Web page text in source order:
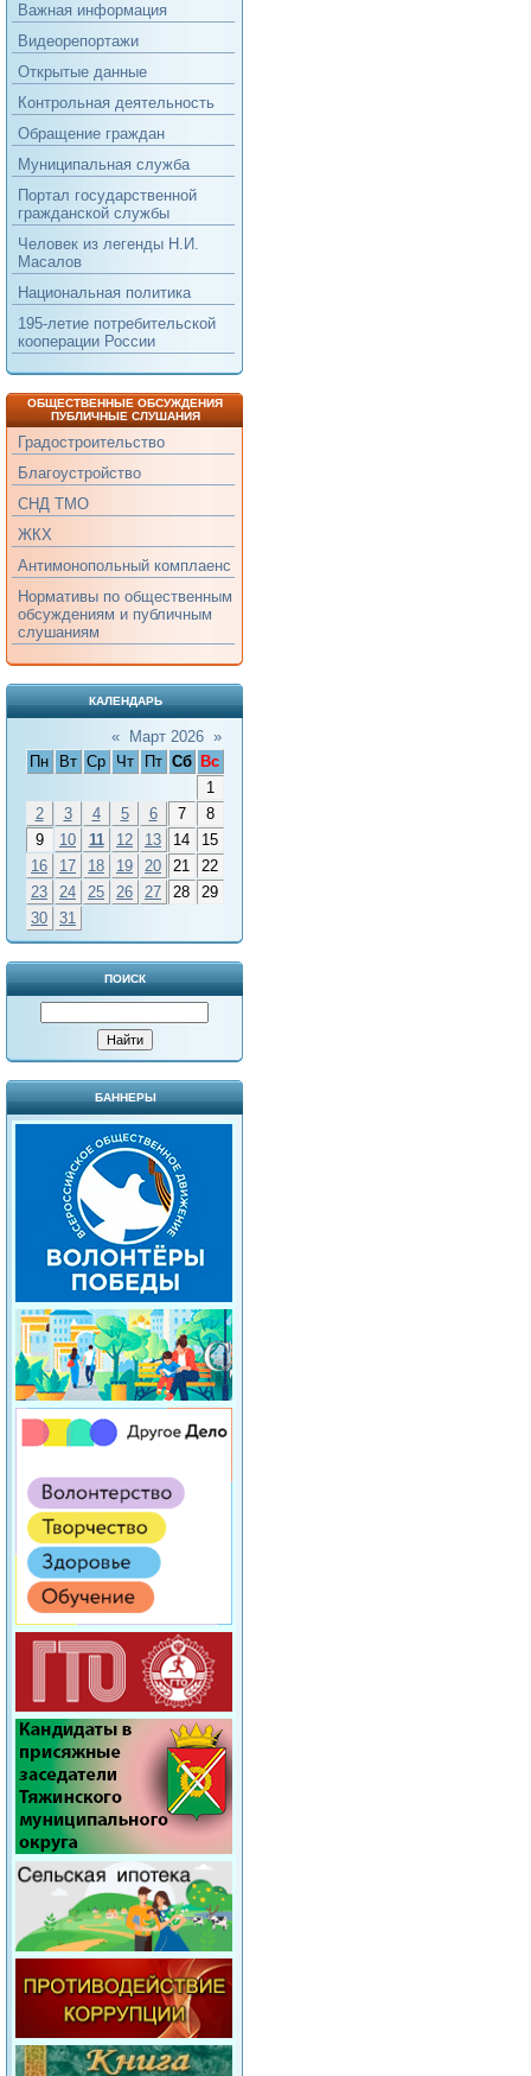
Важная информация
Видеорепортажи
Открытые данные
Контрольная деятельность
Обращение граждан
Муниципальная служба
Портал государственной
гражданской службы
Человек из легенды Н.И.
Масалов
Национальная политика
195-летие потребительской
кооперации России
ОБЩЕСТВЕННЫЕ ОБСУЖДЕНИЯ
ПУБЛИЧНЫЕ СЛУШАНИЯ
Градостроительство
Благоустройство
СНД ТМО
ЖКХ
Антимонопольный комплаенс
Нормативы по общественным
обсуждениям и публичным
слушаниям
КАЛЕНДАРЬ
« Март 2026 »
Пн
Вт Ср Чт Пт Сб
Вс
1
2
3 4 5 6 7
8
9
10 11 12 13 14
15
16
17 18 19 20 21
22
23
24 25 26 27 28
29
30
31
ПОИСК
БАННЕРЫ